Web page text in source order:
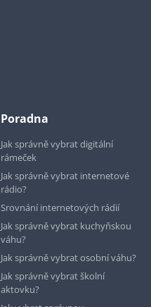
Poradna
Jak správně vybrat digitální
rámeček
Jak správně vybrat internetové
rádio?
Srovnání internetových rádií
Jak správně vybrat kuchyňskou
váhu?
Jak správně vybrat osobní váhu?
Jak správně vybrat školní
aktovku?